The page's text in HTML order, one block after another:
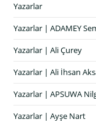
Yazarlar
Yazarlar | ADAMEY
Yazarlar | Ali Çurey
Yazarlar | Ali İhsan
Yazarlar | APSUWA
Yazarlar | Ayşe Nart